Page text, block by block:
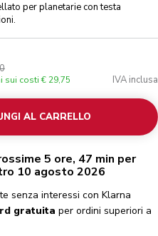
per planetarie con testa
sui costi € 29,75 IVA inclusa
AL CARRELLO
5 ore, 47 min per
10 agosto 2026
senza interessi con Klarna
gratuita per ordini superiori a